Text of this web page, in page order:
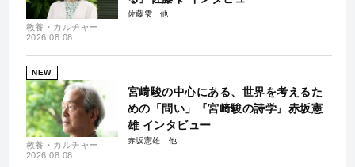
教養・カルチャー
2026.08.08
佐藤雫
NEW
教養・カルチャー
2026.08.08
宮﨑駿の中心にある、世界を考えるた
めの「問い」『宮﨑駿の詩学』赤坂憲
雄 インタビュー
赤坂憲雄